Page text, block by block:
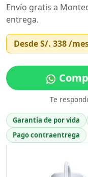
Envío gratis a
entrega.
DesdeS/. 338/
Te
Garantía de por vida
Pago contraentrega